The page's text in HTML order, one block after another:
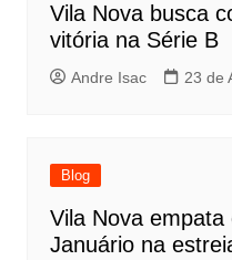
Vila Nova busca
vitória na Série B
Andre Isac 23 de
Blog
Vila Nova
Januário na